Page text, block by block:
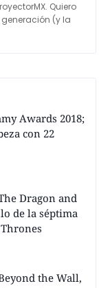
Quiero
generación (y la
Awards 2018;
con 22
Dragon and
de la séptima
the Wall,